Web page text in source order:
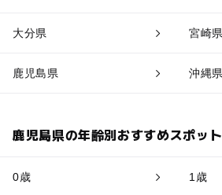
大分県 宮崎県
鹿児島県 沖縄県
鹿児島県の年齢別おすすめスポット
0歳 1歳